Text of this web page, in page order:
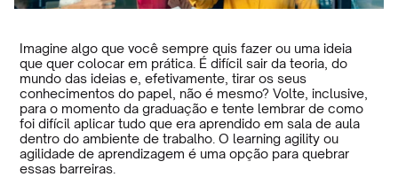
Imagine algo que você sempre quis fazer ou uma ideia
que quer colocar em prática. É difícil sair da teoria, do
mundo das ideias e, efetivamente, tirar os seus
conhecimentos do papel, não é mesmo? Volte, inclusive,
para o momento da graduação e tente lembrar de como
foi difícil aplicar tudo que era aprendido em sala de aula
dentro do ambiente de trabalho. O learning agility ou
agilidade de aprendizagem é uma opção para quebrar
essas barreiras.